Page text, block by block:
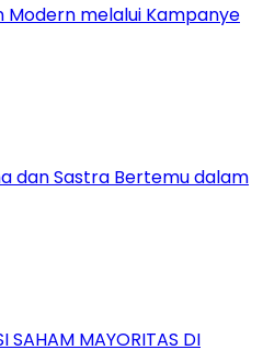
Modern melalui Kampanye
dan Sastra Bertemu dalam
SAHAM MAYORITAS DI